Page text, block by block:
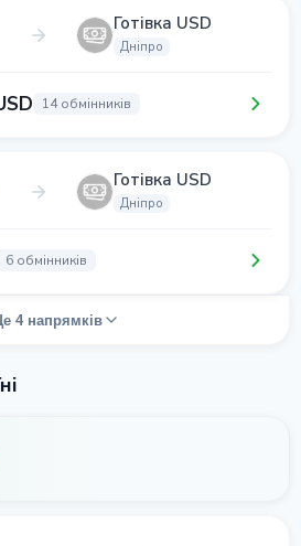
Готівка USD
Дніпро
14 обмінників
Готівка USD
Дніпро
6 обмінників
4 напрямків